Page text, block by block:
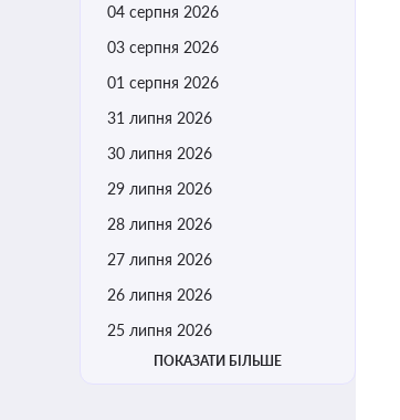
04 серпня 2026
03 серпня 2026
01 серпня 2026
31 липня 2026
30 липня 2026
29 липня 2026
28 липня 2026
27 липня 2026
26 липня 2026
25 липня 2026
ПОКАЗАТИ БІЛЬШЕ